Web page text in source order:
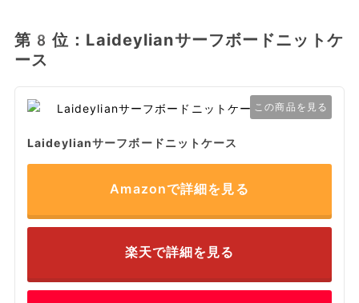
第8位：Laideylianサーフボードニットケ
ース
この商品を見る
Laideylianサーフボードニットケース
Amazonで詳細を見る
楽天で詳細を見る